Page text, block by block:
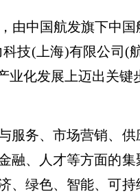
中国航发旗下中国
技(上海)有限公司(
化发展上迈出关键
务、市场营销、供
融、人才等方面的集
、绿色、智能、可持